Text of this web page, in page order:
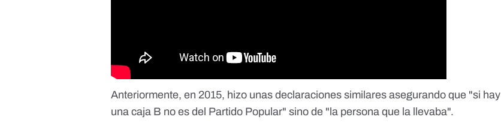
Anteriormente, en 2015, hizo unas declaraciones similares asegurando que "si hay
una caja B no es del Partido Popular" sino de "la persona que la llevaba".